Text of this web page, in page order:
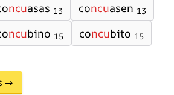
ncuasas 13 concuasen 13
ncubino 15 concubito 15
→